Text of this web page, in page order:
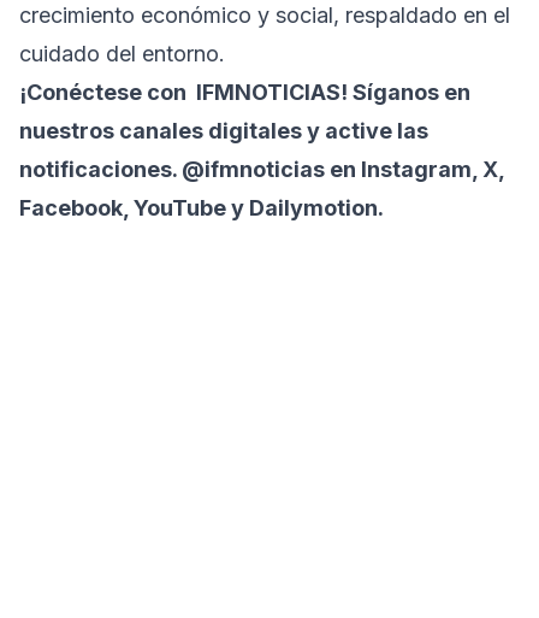
crecimiento económico y social, respaldado en el
cuidado del entorno.
¡Conéctese con IFMNOTICIAS! Síganos en
nuestros canales digitales y active las
notificaciones. @ifmnoticias en Instagram, X,
Facebook, YouTube y Dailymotion.